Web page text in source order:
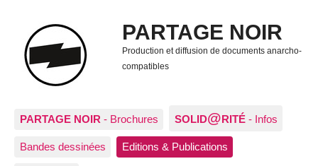
PARTAGE NOIR
Production et diffusion de documents anarcho-
compatibles
PARTAGE NOIR - Brochures SOLID@RITÉ - Infos
Bandes dessinées Editions & Publications